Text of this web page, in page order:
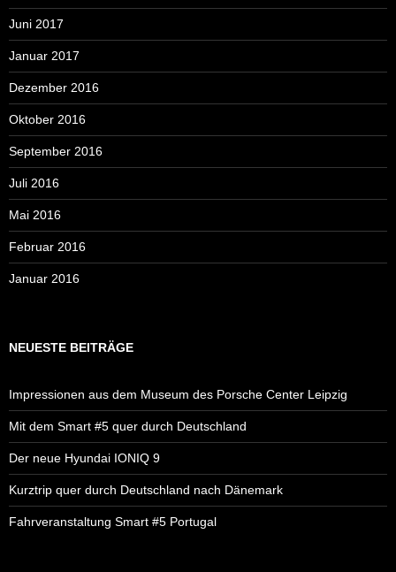
Juni 2017
Januar 2017
Dezember 2016
Oktober 2016
September 2016
Juli 2016
Mai 2016
Februar 2016
Januar 2016
NEUESTE BEITRÄGE
Impressionen aus dem Museum des Porsche Center Leipzig
Mit dem Smart #5 quer durch Deutschland
Der neue Hyundai IONIQ 9
Kurztrip quer durch Deutschland nach Dänemark
Fahrveranstaltung Smart #5 Portugal